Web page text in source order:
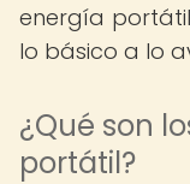
energía
lo básico a lo
¿Qué son
portátil?